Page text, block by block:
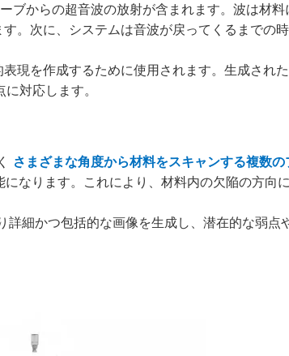
からの超音波の放射が含まれます。波は材料
。次に、システムは音波が戻ってくるまでの
現を作成するために使用されます。生成され
対応します。
さまざまな角度から材料をスキャンする複数の
なります。これにより、材料内の欠陥の方向
細かつ包括的な画像を生成し、潜在的な弱点